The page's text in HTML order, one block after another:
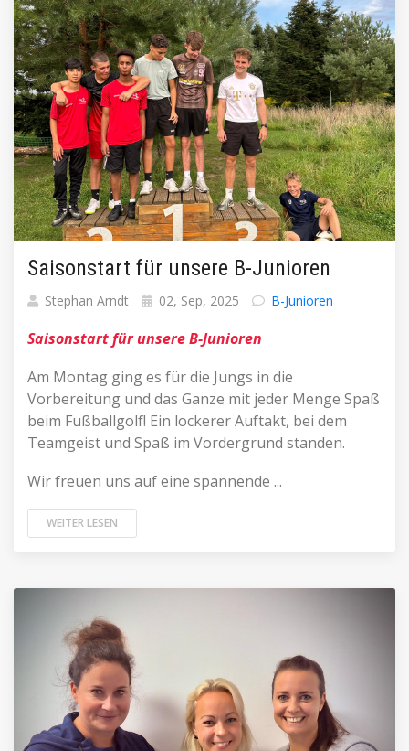
Saisonstart für unsere B-Junioren
Stephan Arndt 02, Sep, 2025 B-Junioren
Saisonstart für unsere B-Junioren
Am Montag ging es für die Jungs in die
Vorbereitung und das Ganze mit jeder Menge Spaß
beim Fußballgolf! Ein lockerer Auftakt, bei dem
Teamgeist und Spaß im Vordergrund standen.
Wir freuen uns auf eine spannende ...
WEITER LESEN